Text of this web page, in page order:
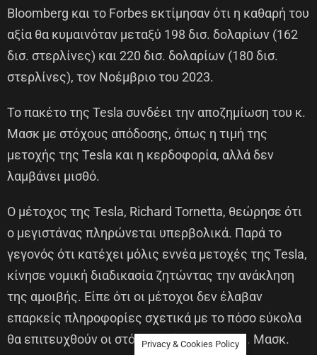
Bloomberg και το Forbes εκτίμησαν ότι η καθαρή του
αξία θα κυμαινόταν μεταξύ 198 δισ. δολαρίων (162
δισ. στερλίνες) και 220 δισ. δολαρίων (180 δισ.
στερλίνες), τον Νοέμβριο του 2023.
Το πακέτο της Tesla συνδέει την αποζημίωση του κ.
Μασκ με στόχους απόδοσης, όπως η τιμή της
μετοχής της Tesla και η κερδοφορία, αλλά δεν
λαμβάνει μισθό.
Ο μέτοχος της Tesla, Richard Tornetta, θεώρησε ότι
ο μεγιστάνας πληρώνεται υπερβολικά. Παρά το
γεγονός ότι κατέχει μόλις εννέα μετοχές της Tesla,
κίνησε νομική διαδικασία ζητώντας την ανάκληση
της αμοιβής. Είπε ότι οι μέτοχοι δεν έλαβαν
επαρκείς πληροφορίες σχετικά με το πόσο εύκολα
θα επιτευχθούν οι στόχοι απόδοσης του κ. Μασκ.
Privacy & Cookies Policy